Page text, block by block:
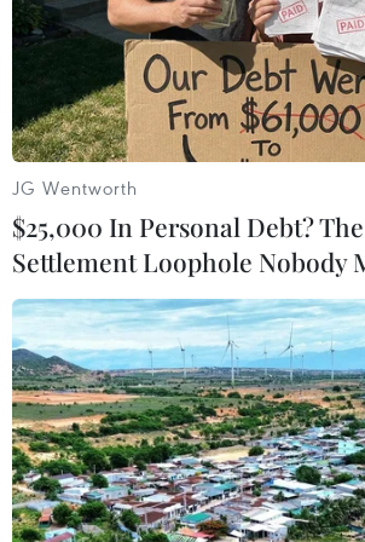
TIN LIÊN QUAN
Tổng thống Donald Trump
những chặng đua cuối
JG Wentworth
$25,000 In Personal Debt?
Settlement Loophole Nobody